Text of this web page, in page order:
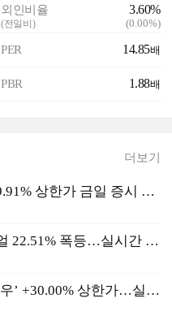
외인비율
(전일비)
3.60%
(0.00%)
PER 14.85배
PBR 1.88배
더보기
[서울데이터랩]SK이터닉스 29.91% 상한가 금일 증시 상승률 1위로 마감
[서울데이터랩]유니온머티리얼 22.51% 폭등…실시간 상승률 1위
[서울데이터랩]‘한화갤러리아우’ +30.00% 상한가…실시간 상승률 1위